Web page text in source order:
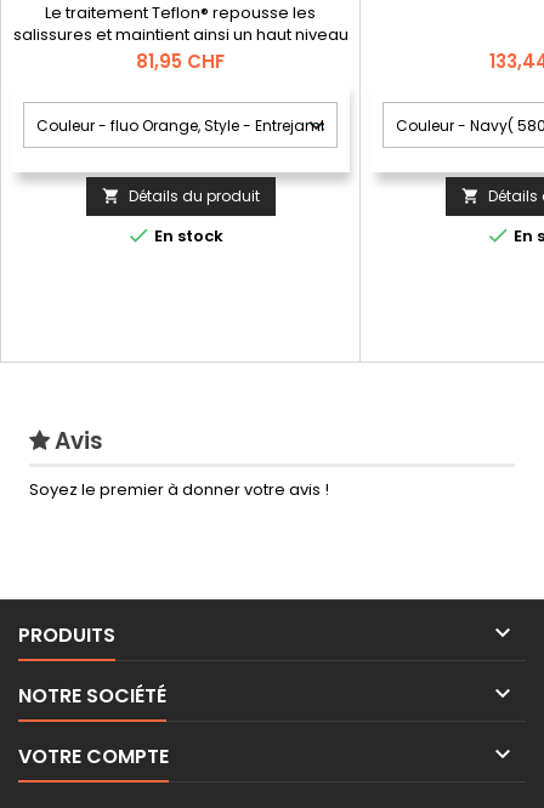
Le traitement Teflon® repousse les
salissures et maintient ainsi un haut niveau
de visibilité.; Facilement rallongeable de 3
cm en décousant la couture rouge sur le
revers.; Poche cuisse avec patte et
boutons-pression cachés.; Triples
coutures ultra-résistantes sur les jambes
de vie du produit.; Forme ergonomique...
Prix
81,95 CHF
 Détails du produit
 En stock
Prix
 Détails
 En
Avis
Soyez le premier à donner votre avis !
PRODUITS 
NOTRE SOCIÉTÉ 
VOTRE COMPTE 